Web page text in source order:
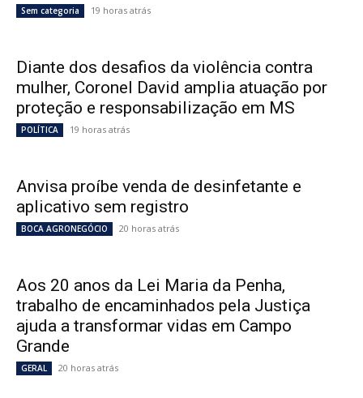
Sem categoria 19 horas atrás
Diante dos desafios da violência contra
mulher, Coronel David amplia atuação por
proteção e responsabilização em MS
POLÍTICA 19 horas atrás
Anvisa proíbe venda de desinfetante e
aplicativo sem registro
BOCA AGRONEGÓCIO 20 horas atrás
Aos 20 anos da Lei Maria da Penha,
trabalho de encaminhados pela Justiça
ajuda a transformar vidas em Campo
Grande
GERAL 20 horas atrás